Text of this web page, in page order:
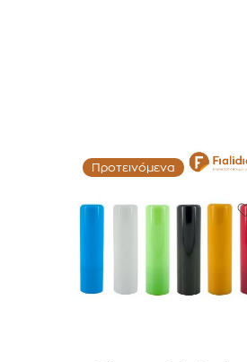
Προτεινόμενα